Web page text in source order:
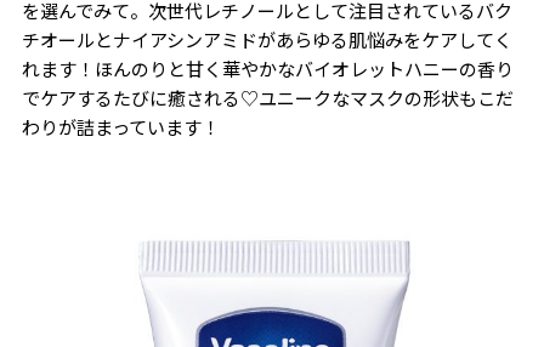
を選んでみて。次世代レチノールとして注目されているバク
チオールとナイアシンアミドがあらゆる肌悩みをケアしてく
れます！ほんのりと甘く華やかなバイオレットハニーの香り
でケアするたびに癒される♡ユニークなマスクの形状もこだ
わりが詰まっています！